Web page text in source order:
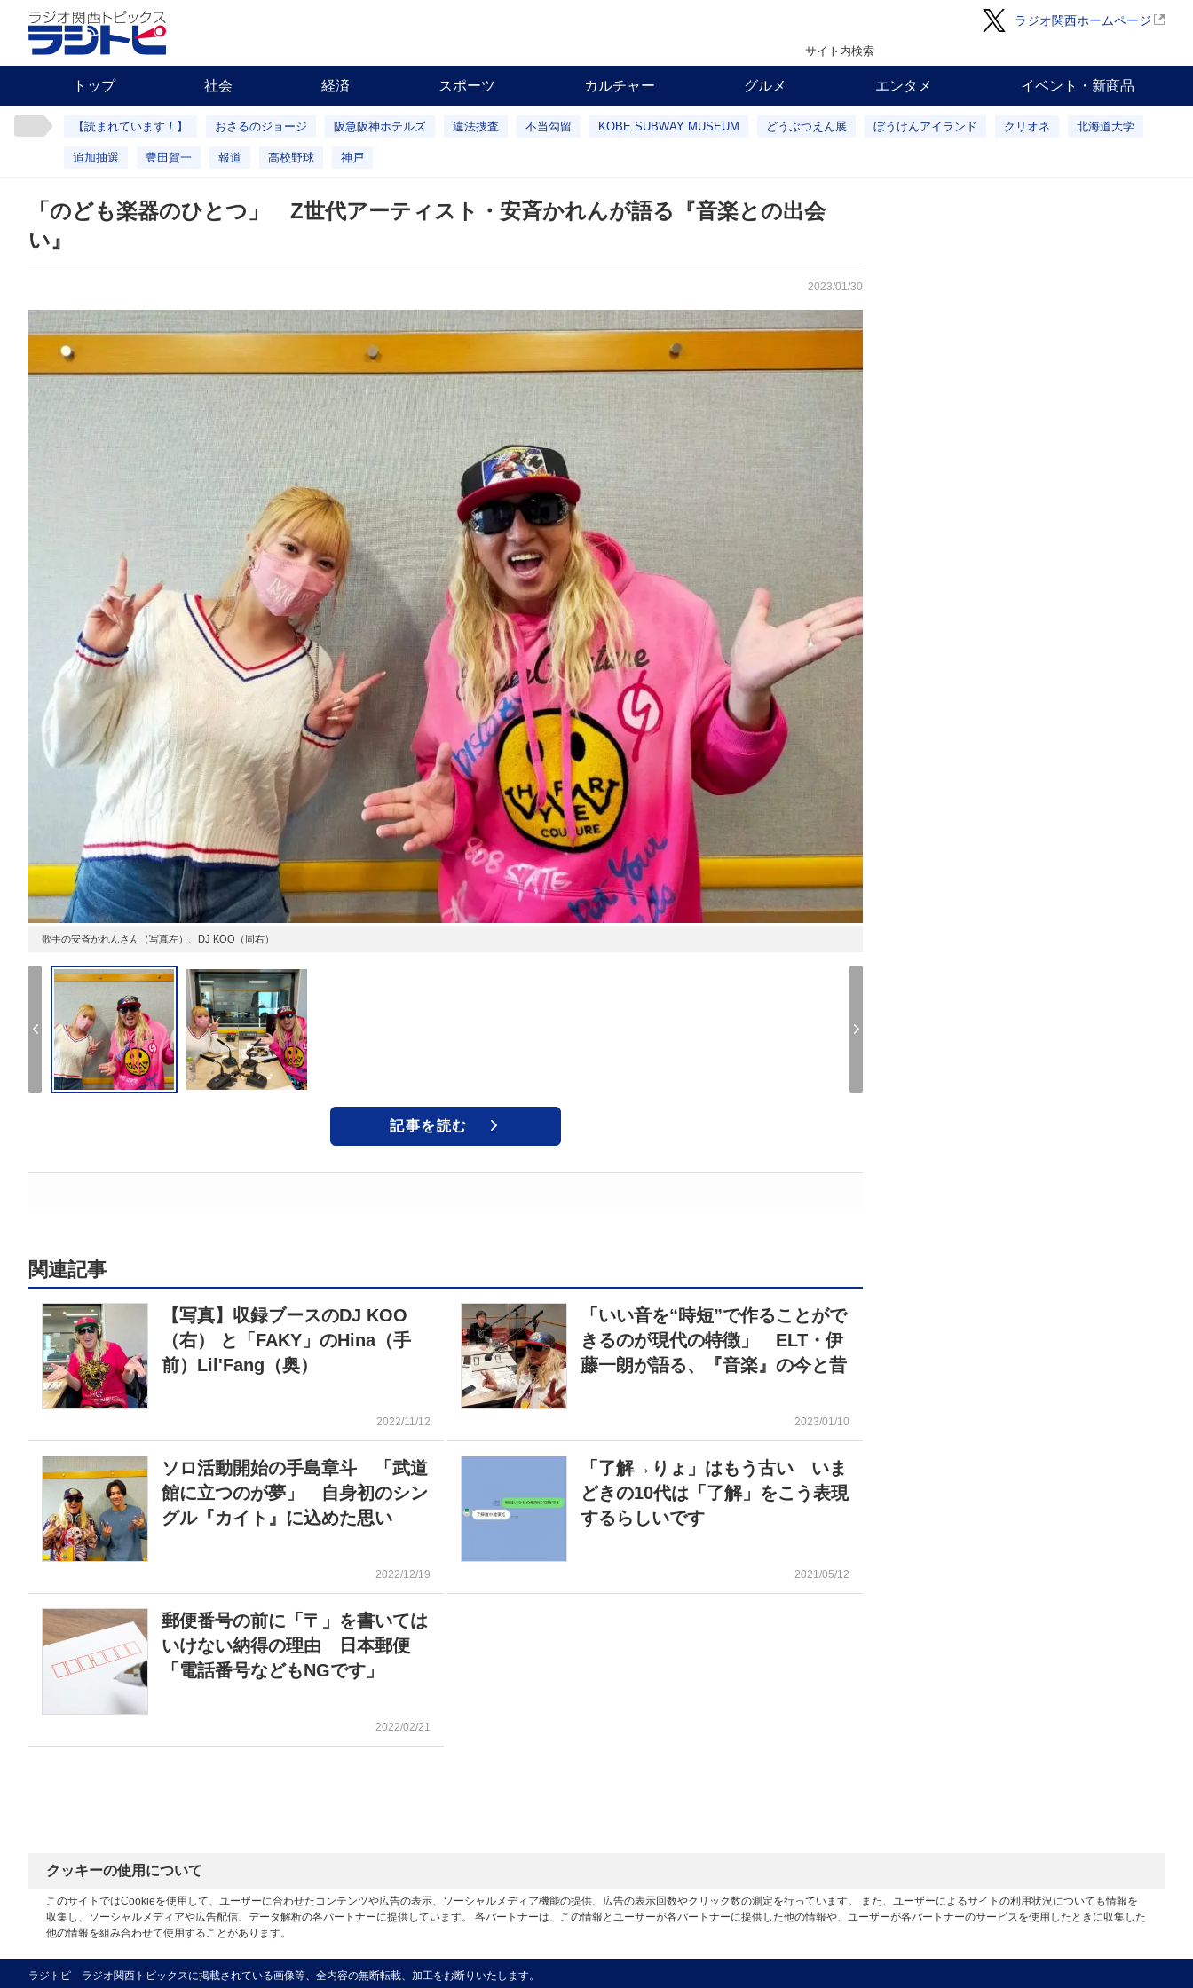
ラジオ関西ホームページ
サイト内検索
トップ 社会 経済 スポーツ カルチャー グルメ エンタメ イベント・新商品
【読まれています！】 おさるのジョージ 阪急阪神ホテルズ 違法捜査 不当勾留 KOBE SUBWAY MUSEUM どうぶつえん展 ぼうけんアイランド クリオネ 北海道大学
追加抽選 豊田賀一 報道 高校野球 神戸
「のども楽器のひとつ」 Z世代アーティスト・安斉かれんが語る『音楽との出会
い』
2023/01/30
歌手の安斉かれんさん（写真左）、DJ KOO（同右）
記事を読む
関連記事
【写真】収録ブースのDJ KOO
（右） と「FAKY」のHina（手
前）Lil'Fang（奥）
2022/11/12
「いい音を“時短”で作ることがで
きるのが現代の特徴」 ELT・伊
藤一朗が語る、『音楽』の今と昔
2023/01/10
ソロ活動開始の手島章斗 「武道
館に立つのが夢」 自身初のシン
グル『カイト』に込めた思い
2022/12/19
「了解→りょ」はもう古い いま
どきの10代は「了解」をこう表現
するらしいです
2021/05/12
郵便番号の前に「〒」を書いては
いけない納得の理由 日本郵便
「電話番号などもNGです」
2022/02/21
クッキーの使用について
このサイトではCookieを使用して、ユーザーに合わせたコンテンツや広告の表示、ソーシャルメディア機能の提供、広告の表示回数やクリック数の測定を行っています。 また、ユーザーによるサイトの利用状況についても情報を
収集し、ソーシャルメディアや広告配信、データ解析の各パートナーに提供しています。 各パートナーは、この情報とユーザーが各パートナーに提供した他の情報や、ユーザーが各パートナーのサービスを使用したときに収集した
他の情報を組み合わせて使用することがあります。
ラジトピ ラジオ関西トピックスに掲載されている画像等、全内容の無断転載、加工をお断りいたします。